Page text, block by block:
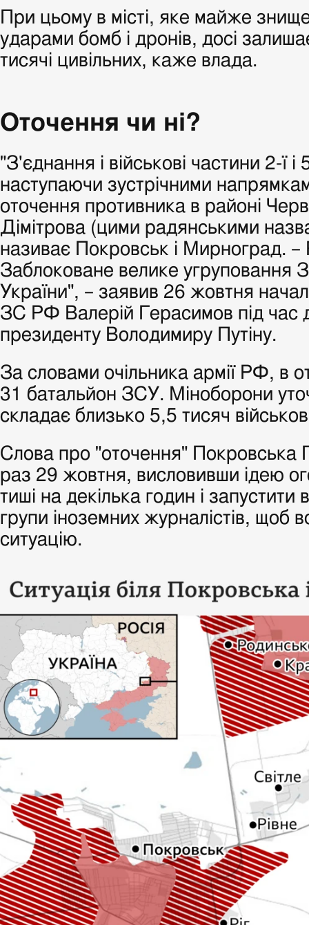
При цьому в місті, яке майже
ударами бомб і дронів, досі
тисячі цивільних, каже влада.
Оточення чи ні?
"З'єднання і військові частини 2-ї і
наступаючи зустрічними
оточення противника в районі
Дімітрова (цими радянськими
називає Покровськ і Мирноград. –
Заблоковане велике угруповання
України", – заявив 26 жовтня
ЗС РФ Валерій Герасимов під час
президенту Володимиру Путіну.
За словами очільника армії РФ, в
31 батальйон ЗСУ. Міноборони
складає близько 5,5 тисяч
Слова про "оточення" Покровська
раз 29 жовтня, висловивши ідею
тиші на декілька годин і запустити
групи іноземних журналістів, щоб
ситуацію.